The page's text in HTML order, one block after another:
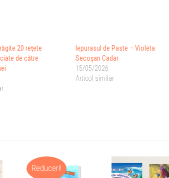
20 reţete
de către
Iepurasul de Paste – Violeta
Secoşan Cadar
15/05/2026
Articol similar
Reduceri!